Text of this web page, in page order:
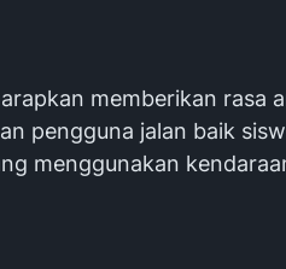
memberikan rasa
pengguna jalan baik
menggunakan